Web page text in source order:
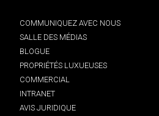
COMMUNIQUEZ AVEC NOUS
SALLE DES MÉDIAS
BLOGUE
PROPRIÉTÉS LUXUEUSES
COMMERCIAL
INTRANET
AVIS JURIDIQUE